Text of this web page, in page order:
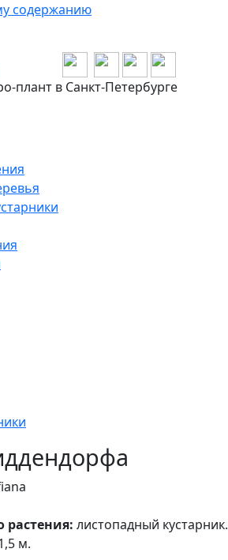
содержанию
плант в Санкт-Петербурге
растения: листопадный кустарник.
м.